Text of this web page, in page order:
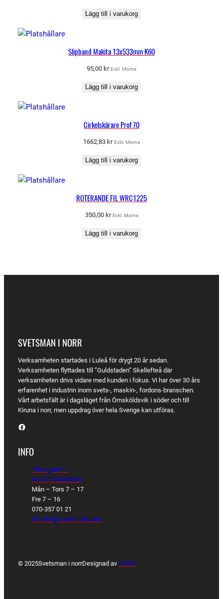
Lägg till i varukorg
Slipband Makita 13x533mm K60
95,00 kr Exkl. Moms
Lägg till i varukorg
Cirkelskärare Prof 70
1662,83 kr Exkl. Moms
Lägg till i varukorg
ROTERANDE FIL WRC1225
350,00 kr Exkl. Moms
Lägg till i varukorg
SVETSMAN I NORR
Verksamheten startades i Luleå för drygt 20 år sedan.
Verksamheten flyttades till ”Guldstaden” Skellefteå där
verksamheten drivs vidare med kunden i fokus. Vi har över 30 års
erfarenhet i industrin inom svets-, maskin-, fordons-branschen.
Vårt arbetsfält är i dagsläget från Örnsköldsvik i söder och till
Kiruna i norr, men uppdrag över hela Sverige kan utföras.
Facebook
INFO
Truckgatan 1,
931 27 Skellefteå
Mån – Tors 7 – 17
Fre 7 – 16
070-357 01 21
christer@svetsman.com
© 2025Svetsman i norrDesignad av SNPS